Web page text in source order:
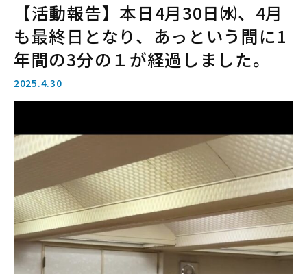
【活動報告】本日4月30日㈬、4月
も最終日となり、あっという間に1
年間の3分の１が経過しました。
2025.4.30